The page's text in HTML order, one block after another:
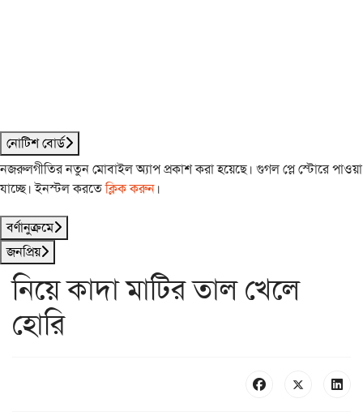
নোটিশ বোর্ড
নজরুলগীতির নতুন মোবাইল অ্যাপ প্রকাশ করা হয়েছে। গুগল প্লে স্টোরে পাওয়া
যাচ্ছে। ইনস্টল করতেক্লিক করুন।
বর্ণানুক্রমে
জনপ্রিয়
নিয়ে কাদা মাটির তাল খেলে
হোরি